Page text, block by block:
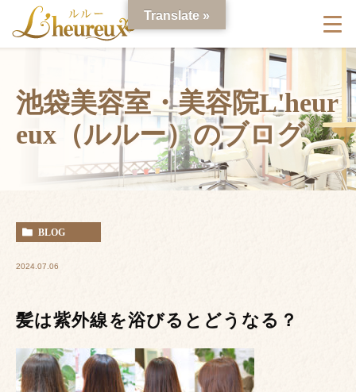
池袋美容室・美容院L'heur
eux（ルルー）のブログ
BLOG
2024.07.06
髪は紫外線を浴びるとどうなる？
Translate »